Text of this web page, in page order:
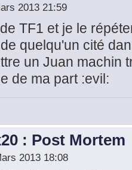
2013 21:59
TF1 et je le
quelqu'un cité
un Juan machin
de ma part :evil:
: Post Mortem
2013 18:08